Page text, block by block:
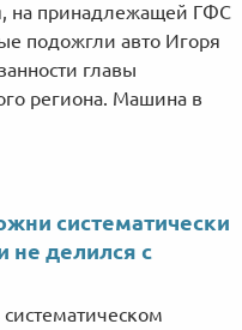
на принадлежащей ГФС
подожгли авто Игоря
главы
региона. Машина в
систематически
не делился с